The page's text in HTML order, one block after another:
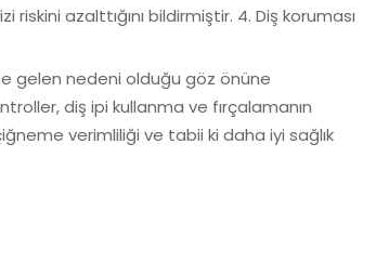
riskini azalttığını bildirmiştir. 4. Diş koruması
gelen nedeni olduğu göz önüne
diş ipi kullanma ve fırçalamanın
verimliliği ve tabii ki daha iyi sağlık